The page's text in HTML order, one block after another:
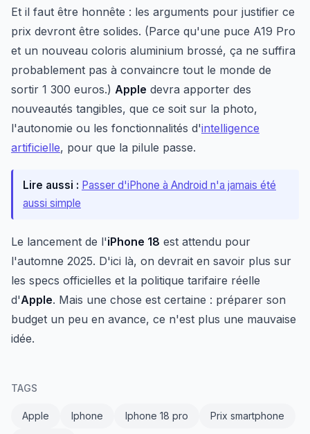
Et il faut être honnête : les arguments pour justifier ce
prix devront être solides. (Parce qu'une puce A19 Pro
et un nouveau coloris aluminium brossé, ça ne suffira
probablement pas à convaincre tout le monde de
sortir 1 300 euros.) Apple devra apporter des
nouveautés tangibles, que ce soit sur la photo,
l'autonomie ou les fonctionnalités d'intelligence
artificielle, pour que la pilule passe.
Lire aussi : Passer d'iPhone à Android n'a jamais été
aussi simple
Le lancement de l'iPhone 18 est attendu pour
l'automne 2025. D'ici là, on devrait en savoir plus sur
les specs officielles et la politique tarifaire réelle
d'Apple. Mais une chose est certaine : préparer son
budget un peu en avance, ce n'est plus une mauvaise
idée.
TAGS
Apple Iphone Iphone 18 pro Prix smartphone